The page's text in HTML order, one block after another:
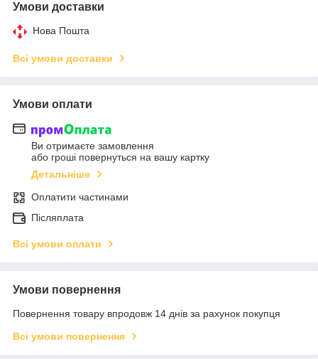
Умови доставки
Нова Пошта
Всі умови доставки
Умови оплати
Ви отримаєте замовлення
або гроші повернуться на вашу картку
Детальніше
Оплатити частинами
Післяплата
Всі умови оплати
Умови повернення
Повернення товару впродовж 14 днів за рахунок покупця
Всі умови повернення